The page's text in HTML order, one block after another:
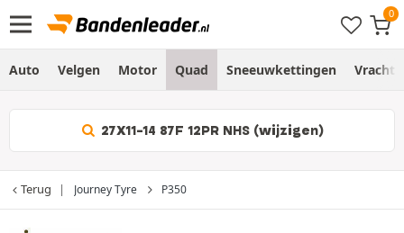
Auto Velgen Motor Quad Sneeuwkettingen
27X11-14 87F 12PR NHS (wijzigen)
Terug Journey Tyre P350